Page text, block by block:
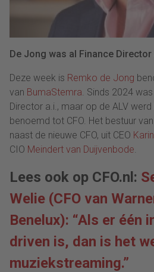
De Jong was al Finance Director
Deze week is Remko de Jong
van BumaStemra . Sinds 2024
Director a.i., maar op de ALV
benoemd tot CFO. Het bestuur
naast de nieuwe CFO, uit CEO
CIO Meindert van Duijvenbode
Lees ook op CFO.nl:
Welie (CFO van
Benelux): “Als er één
driven is, dan is het
muziekstreaming.”